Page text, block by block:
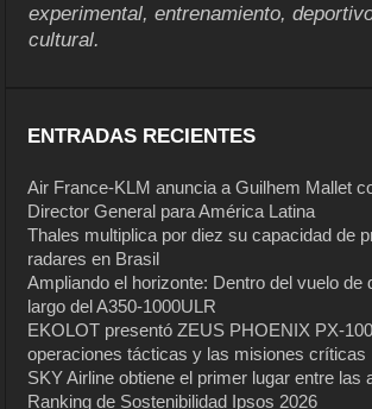
experimental, entrenamiento,
cultural.
ENTRADAS RECIENTES
Air France-KLM anuncia a Guilhem Mallet
Director General para América Latina
Thales multiplica por diez su capacidad de
radares en Brasil
Ampliando el horizonte: Dentro del vuelo de
largo del A350-1000ULR
EKOLOT presentó ZEUS PHOENIX PX-
operaciones tácticas y las misiones críticas
SKY Airline obtiene el primer lugar entre las
Ranking de Sostenibilidad Ipsos 2026